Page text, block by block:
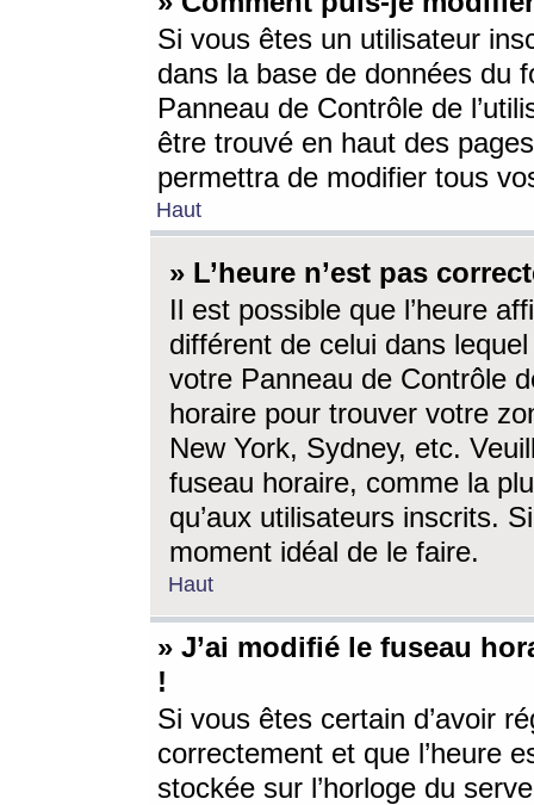
Si vous êtes un utilisateur
dans la base de données du
Panneau de Contrôle de
être trouvé en haut des
permettra de modifier tous
Haut
» L’heure n’est pas
Il est possible que l’heure
différent de celui dans
votre Panneau de Contrôle
horaire pour trouver votre
New York, Sydney, etc.
fuseau horaire, comme la
qu’aux utilisateurs inscrits.
moment idéal de le faire.
Haut
» J’ai modifié le fuseau
!
Si vous êtes certain d’avoir
correctement et que l’heure
stockée sur l’horloge du